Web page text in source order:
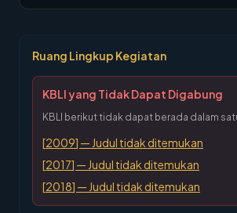
Ruang Lingkup Kegiatan
KBLI yang Tidak Dapat Digabung
KBLI berikut tidak dapat berada dalam
[2009] — Judul tidak ditemukan
[2017] — Judul tidak ditemukan
[2018] — Judul tidak ditemukan